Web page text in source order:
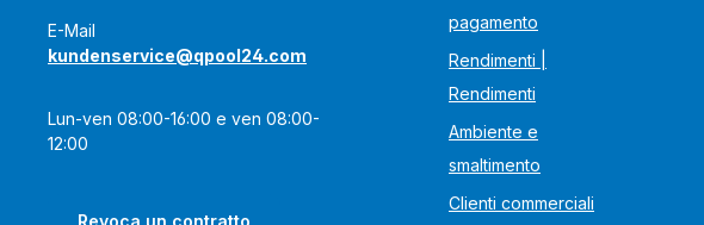
E-Mail
kundenservice@qpool24.com
Lun-ven 08:00-16:00 e ven 08:00-
12:00
Revoca un contratto
pagamento
Rendimenti |
Rendimenti
Ambiente e
smaltimento
Clienti commerciali